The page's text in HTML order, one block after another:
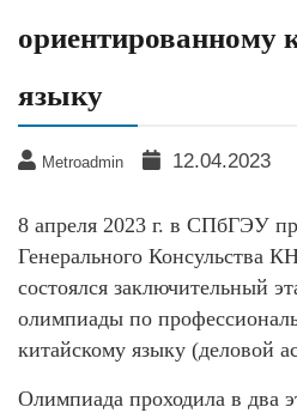
ориентированному
языку
Metroadmin 12.04.2023
8 апреля 2023 г. в СПбГЭУ
Генерального Консульства
состоялся заключительный
олимпиады по
китайскому языку (деловой
Олимпиада проходила в два